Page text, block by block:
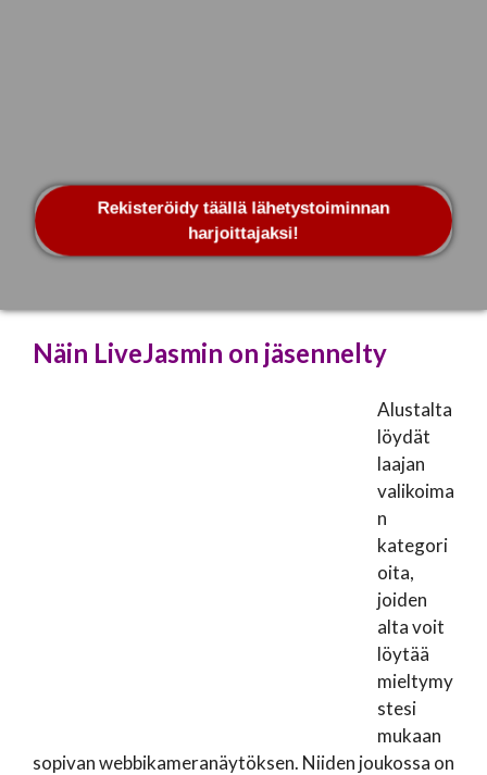
Rekisteröidy täällä lähetystoiminnan
harjoittajaksi!
Näin LiveJasmin on jäsennelty
Alustalta
löydät
laajan
valikoima
n
kategori
oita,
joiden
alta voit
löytää
mieltymy
stesi
mukaan
sopivan webbikameranäytöksen. Niiden joukossa on